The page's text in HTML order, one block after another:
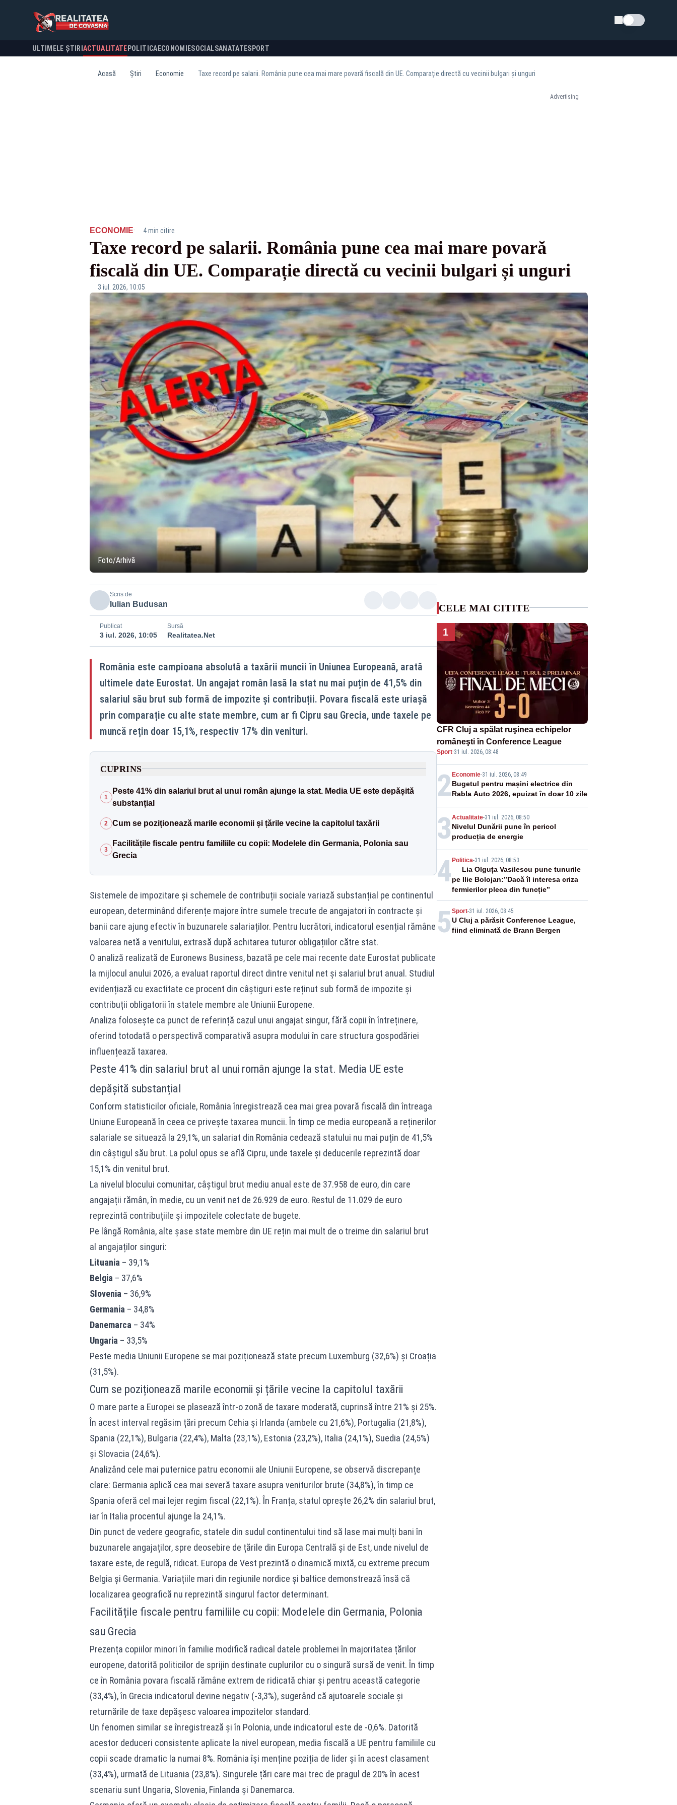
Schimba tema
ULTIMELE ȘTIRI ACTUALITATE POLITICA ECONOMIESOCIALSANATATESPORT
Acasă Știri Economie Taxe record pe salarii. România pune cea mai mare povară fiscală din UE. Comparație directă cu vecinii bulgari și unguri
Advertising
ECONOMIE· 4 min citire
Taxe record pe salarii. România pune cea mai mare povară
fiscală din UE. Comparație directă cu vecinii bulgari și unguri
3 iul. 2026, 10:05
Foto/Arhivă
Scris de
Iulian Budusan
Publicat
3 iul. 2026, 10:05
Sursă
Realitatea.Net
România este campioana absolută a taxării muncii în Uniunea Europeană, arată
ultimele date Eurostat. Un angajat român lasă la stat nu mai puțin de 41,5% din
salariul său brut sub formă de impozite și contribuții. Povara fiscală este uriașă
prin comparație cu alte state membre, cum ar fi Cipru sau Grecia, unde taxele pe
muncă rețin doar 15,1%, respectiv 17% din venituri.
CUPRINS
1
Peste 41% din salariul brut al unui român ajunge la stat. Media UE este depășită
substanțial
2 Cum se poziționează marile economii și țările vecine la capitolul taxării
3
Facilitățile fiscale pentru familiile cu copii: Modelele din Germania, Polonia sau
Grecia
Sistemele de impozitare și schemele de contribuții sociale variază substanțial pe continentul
european, determinând diferențe majore între sumele trecute de angajatori în contracte și
banii care ajung efectiv în buzunarele salariaților. Pentru lucrători, indicatorul esențial rămâne
valoarea netă a venitului, extrasă după achitarea tuturor obligațiilor către stat.
O analiză realizată de Euronews Business, bazată pe cele mai recente date Eurostat publicate
la mijlocul anului 2026, a evaluat raportul direct dintre venitul net și salariul brut anual. Studiul
evidențiază cu exactitate ce procent din câștiguri este reținut sub formă de impozite și
contribuții obligatorii în statele membre ale Uniunii Europene.
Analiza folosește ca punct de referință cazul unui angajat singur, fără copii în întreținere,
oferind totodată o perspectivă comparativă asupra modului în care structura gospodăriei
influențează taxarea.
Peste 41% din salariul brut al unui român ajunge la stat. Media UE este
depășită substanțial
Conform statisticilor oficiale, România înregistrează cea mai grea povară fiscală din întreaga
Uniune Europeană în ceea ce privește taxarea muncii. În timp ce media europeană a reținerilor
salariale se situează la 29,1%, un salariat din România cedează statului nu mai puțin de 41,5%
din câștigul său brut. La polul opus se află Cipru, unde taxele și deducerile reprezintă doar
15,1% din venitul brut.
La nivelul blocului comunitar, câștigul brut mediu anual este de 37.958 de euro, din care
angajații rămân, în medie, cu un venit net de 26.929 de euro. Restul de 11.029 de euro
reprezintă contribuțiile și impozitele colectate de bugete.
Pe lângă România, alte șase state membre din UE rețin mai mult de o treime din salariul brut
al angajaților singuri:
Lituania – 39,1%
Belgia – 37,6%
Slovenia – 36,9%
Germania – 34,8%
Danemarca – 34%
Ungaria – 33,5%
Peste media Uniunii Europene se mai poziționează state precum Luxemburg (32,6%) și Croația
(31,5%).
Cum se poziționează marile economii și țările vecine la capitolul taxării
O mare parte a Europei se plasează într-o zonă de taxare moderată, cuprinsă între 21% și 25%.
În acest interval regăsim țări precum Cehia și Irlanda (ambele cu 21,6%), Portugalia (21,8%),
Spania (22,1%), Bulgaria (22,4%), Malta (23,1%), Estonia (23,2%), Italia (24,1%), Suedia (24,5%)
și Slovacia (24,6%).
Analizând cele mai puternice patru economii ale Uniunii Europene, se observă discrepanțe
clare: Germania aplică cea mai severă taxare asupra veniturilor brute (34,8%), în timp ce
Spania oferă cel mai lejer regim fiscal (22,1%). În Franța, statul oprește 26,2% din salariul brut,
iar în Italia procentul ajunge la 24,1%.
Din punct de vedere geografic, statele din sudul continentului tind să lase mai mulți bani în
buzunarele angajaților, spre deosebire de țările din Europa Centrală și de Est, unde nivelul de
taxare este, de regulă, ridicat. Europa de Vest prezintă o dinamică mixtă, cu extreme precum
Belgia și Germania. Variațiile mari din regiunile nordice și baltice demonstrează însă că
localizarea geografică nu reprezintă singurul factor determinant.
Facilitățile fiscale pentru familiile cu copii: Modelele din Germania, Polonia
sau Grecia
Prezența copiilor minori în familie modifică radical datele problemei în majoritatea țărilor
europene, datorită politicilor de sprijin destinate cuplurilor cu o singură sursă de venit. În timp
ce în România povara fiscală rămâne extrem de ridicată chiar și pentru această categorie
(33,4%), în Grecia indicatorul devine negativ (-3,3%), sugerând că ajutoarele sociale și
returnările de taxe depășesc valoarea impozitelor standard.
Un fenomen similar se înregistrează și în Polonia, unde indicatorul este de -0,6%. Datorită
acestor deduceri consistente aplicate la nivel european, media fiscală a UE pentru familiile cu
copii scade dramatic la numai 8%. România își menține poziția de lider și în acest clasament
(33,4%), urmată de Lituania (23,8%). Singurele țări care mai trec de pragul de 20% în acest
scenariu sunt Ungaria, Slovenia, Finlanda și Danemarca.
CELE MAI CITITE
1
CFR Cluj a spălat ruşinea echipelor
româneşti în Conference League
Sport·31 iul. 2026, 08:48
2Economie-31 iul. 2026, 08:49
Bugetul pentru mașini electrice din
Rabla Auto 2026, epuizat în doar 10 zile
3 Actualitate-31 iul. 2026, 08:50
Nivelul Dunării pune în pericol
producția de energie
4Politica-31 iul. 2026, 08:53
Lia Olguța Vasilescu pune tunurile
pe Ilie Bolojan:”Dacă îl interesa criza
fermierilor pleca din funcție”
5 Sport-31 iul. 2026, 08:45
U Cluj a părăsit Conference League,
fiind eliminată de Brann Bergen